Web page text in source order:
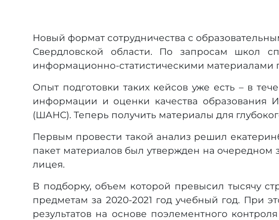
Новый формат сотрудничества с
Свердловской области. По запросам школ
информационно-статистическими материалами
Опыт подготовки таких кейсов уже есть – в
информации и оценки качества образования
(ШАНС). Теперь получить материалы для
Первым провести такой анализ решил
пакет материалов был утвержден на очередном
лицея.
В подборку, объем которой превысил тысячу
предметам за 2020-2021 год учебный год. При
результатов на основе поэлементного